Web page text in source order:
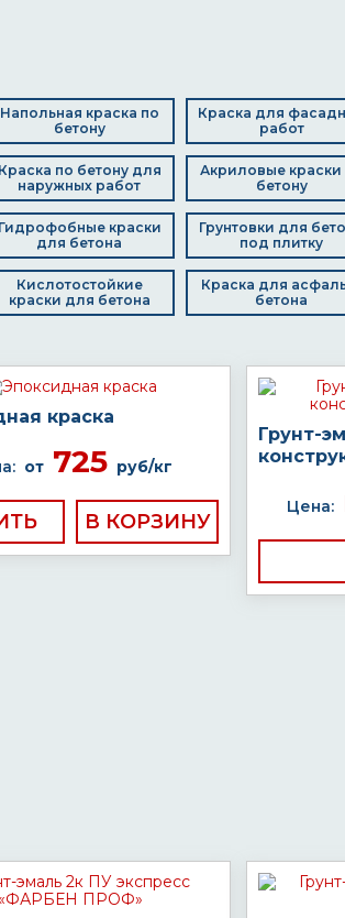
Напольная краска по
бетону
Краска для
работ
Краска по бетону для
наружных работ
Акриловые краски
бетону
Гидрофобные краски
для бетона
Грунтовки для
под плитку
Кислотостойкие
краски для бетона
Краска для
бетона
краска
от 725 руб/кг
Грунт-
Цена: